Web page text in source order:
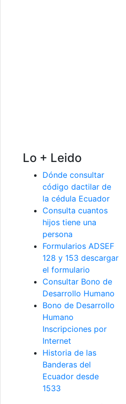
Lo + Leido
Dónde consultar
código dactilar de
la cédula Ecuador
Consulta cuantos
hijos tiene una
persona
Formularios ADSEF
128 y 153 descargar
el formulario
Consultar Bono de
Desarrollo Humano
Bono de Desarrollo
Humano
Inscripciones por
Internet
Historia de las
Banderas del
Ecuador desde
1533